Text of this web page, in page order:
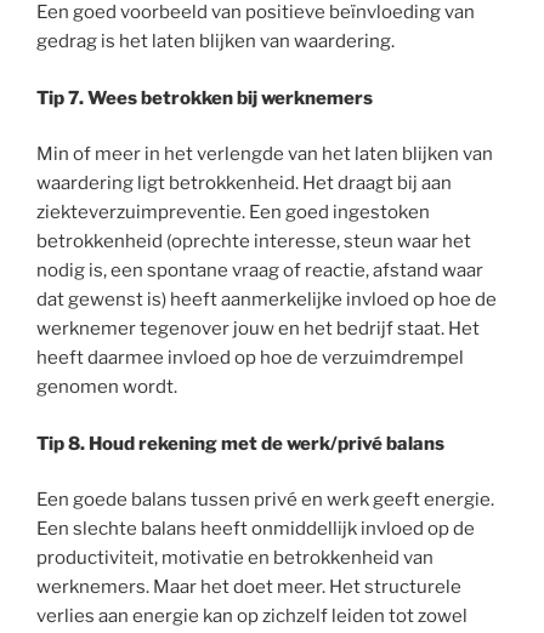
Een goed voorbeeld van positieve beïnvloeding van
gedrag is het laten blijken van waardering.
Tip 7. Wees betrokken bij werknemers
Min of meer in het verlengde van het laten blijken van
waardering ligt betrokkenheid. Het draagt bij aan
ziekteverzuimpreventie. Een goed ingestoken
betrokkenheid (oprechte interesse, steun waar het
nodig is, een spontane vraag of reactie, afstand waar
dat gewenst is) heeft aanmerkelijke invloed op hoe de
werknemer tegenover jouw en het bedrijf staat. Het
heeft daarmee invloed op hoe de verzuimdrempel
genomen wordt.
Tip 8. Houd rekening met de werk/privé balans
Een goede balans tussen privé en werk geeft energie.
Een slechte balans heeft onmiddellijk invloed op de
productiviteit, motivatie en betrokkenheid van
werknemers. Maar het doet meer. Het structurele
verlies aan energie kan op zichzelf leiden tot zowel